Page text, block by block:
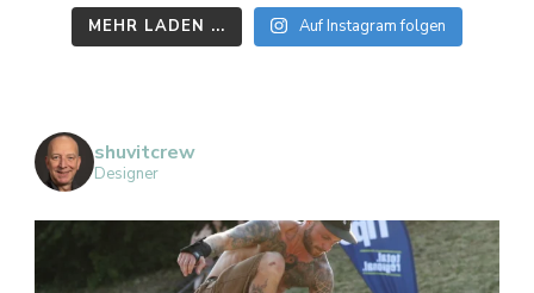
MEHR LADEN ... Auf Instagram folgen
shuvitcrew
Designer